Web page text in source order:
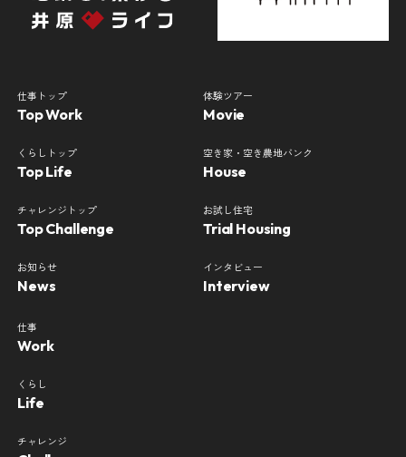
仕事トップ
Top Work
くらしトップ
Top Life
チャレンジトップ
Top Challenge
お知らせ
News
仕事
Work
くらし
Life
チャレンジ
体験ツアー
Movie
空き家・空き農地バンク
House
お試し住宅
Trial Housing
インタビュー
Interview